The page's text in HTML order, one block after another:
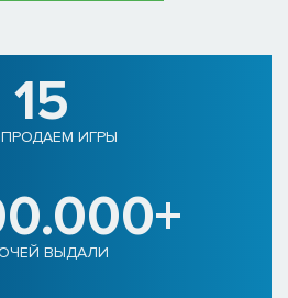
15
ИГРЫ
ВЫДАЛИ